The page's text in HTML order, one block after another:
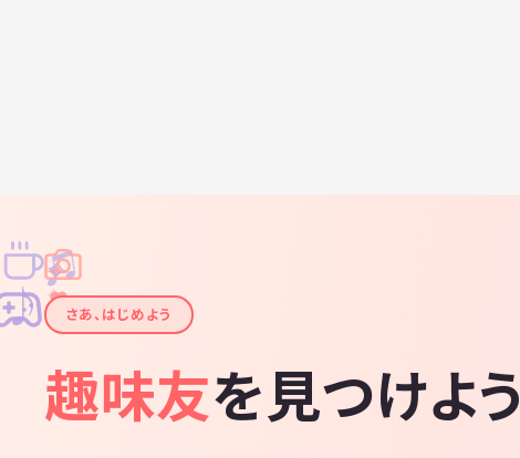
✦
✦
✧
✧
♪
♫
さあ、はじめよう
趣味友を見つけよう